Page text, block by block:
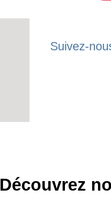
Suivez-
Découvrez